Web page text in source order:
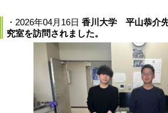
・2026年04月16日 香川大学 平山恭介
究室を訪問されました。